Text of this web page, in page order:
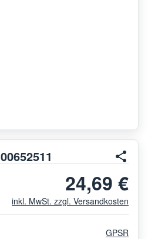
24,69 €
inkl. MwSt. zzgl. Versandkosten
GPSR